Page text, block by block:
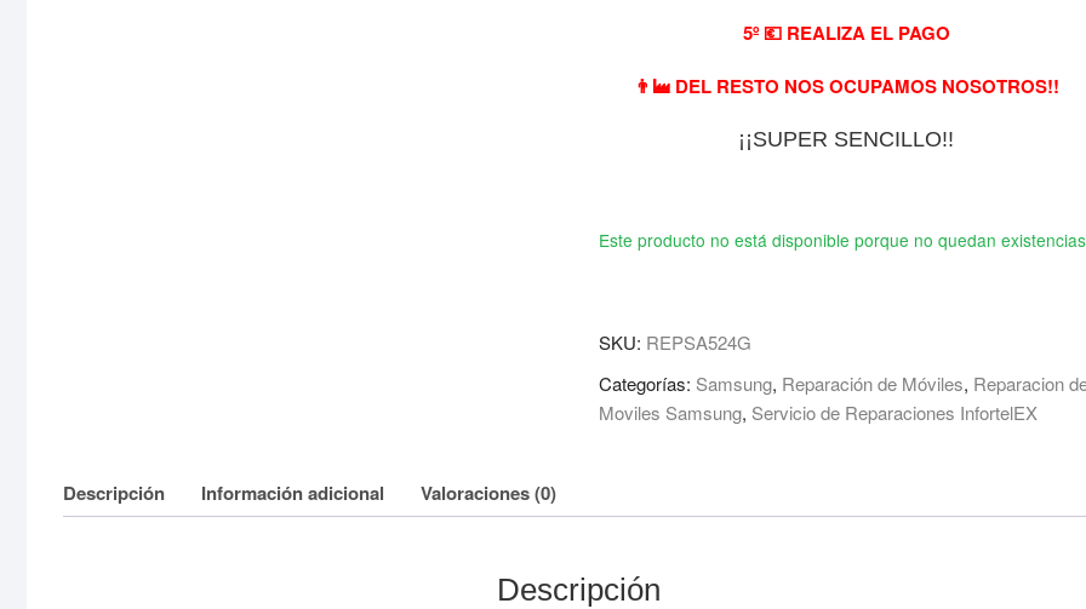
5º 💶 REALIZA EL PAGO
👨‍🏭 DEL RESTO NOS OCUPAMOS NOSOTROS!!
¡¡SUPER SENCILLO!!
Este producto no está disponible porque no quedan
SKU: REPSA524G
Categorías: Samsung, Reparación de Móviles, Reparacion
Moviles Samsung, Servicio de Reparaciones InfortelEX
Descripción Información adicional Valoraciones (0)
Descripción